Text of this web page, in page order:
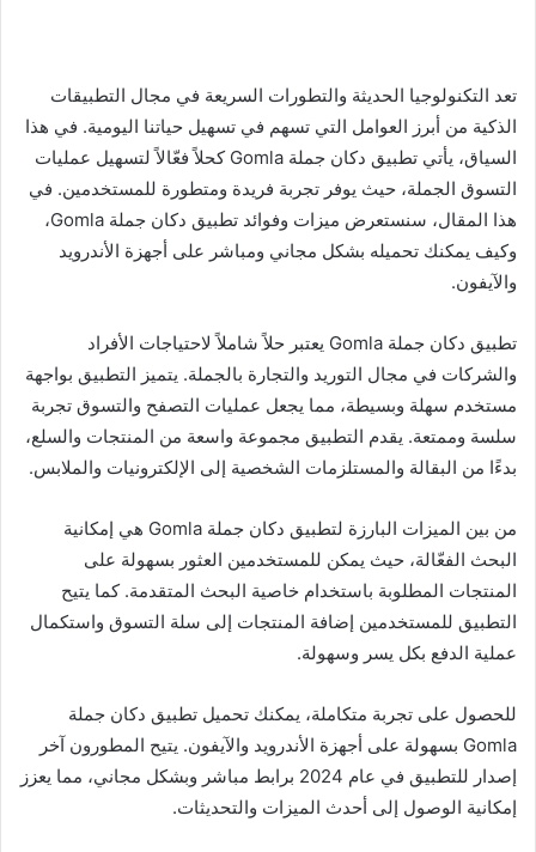
تعد التكنولوجيا الحديثة والتطورات السريعة في مجال التطبيقات
الذكية من أبرز العوامل التي تسهم في تسهيل حياتنا اليومية. في هذا
السياق، يأتي تطبيق دكان جملة Gomla كحلاً فعّالاً لتسهيل عمليات
التسوق الجملة، حيث يوفر تجربة فريدة ومتطورة للمستخدمين. في
هذا المقال، سنستعرض ميزات وفوائد تطبيق دكان جملة Gomla،
وكيف يمكنك تحميله بشكل مجاني ومباشر على أجهزة الأندرويد
والآيفون.
تطبيق دكان جملة Gomla يعتبر حلاً شاملاً لاحتياجات الأفراد
والشركات في مجال التوريد والتجارة بالجملة. يتميز التطبيق بواجهة
مستخدم سهلة وبسيطة، مما يجعل عمليات التصفح والتسوق تجربة
سلسة وممتعة. يقدم التطبيق مجموعة واسعة من المنتجات والسلع،
بدءًا من البقالة والمستلزمات الشخصية إلى الإلكترونيات والملابس.
من بين الميزات البارزة لتطبيق دكان جملة Gomla هي إمكانية
البحث الفعّالة، حيث يمكن للمستخدمين العثور بسهولة على
المنتجات المطلوبة باستخدام خاصية البحث المتقدمة. كما يتيح
التطبيق للمستخدمين إضافة المنتجات إلى سلة التسوق واستكمال
عملية الدفع بكل يسر وسهولة.
للحصول على تجربة متكاملة، يمكنك تحميل تطبيق دكان جملة
Gomla بسهولة على أجهزة الأندرويد والآيفون. يتيح المطورون آخر
إصدار للتطبيق في عام 2024 برابط مباشر وبشكل مجاني، مما يعزز
إمكانية الوصول إلى أحدث الميزات والتحديثات.